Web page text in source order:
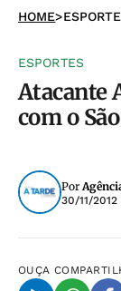
HOME>
ESPORTES
Atacante
com o
Por
30/11/
OUÇA